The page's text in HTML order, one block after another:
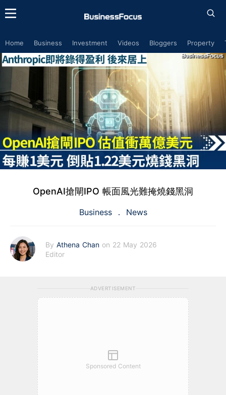
Home Business Investment Videos Bloggers Property
OpenAI搶閘IPO 帳面風光難掩燒錢黑洞
Business News
By Athena Chan on 22 May 2026
Editor
ADVERTISEMENT
Sponsored Content